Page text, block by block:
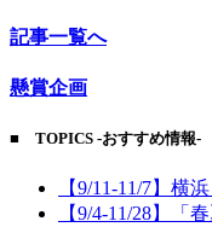
記事一覧へ
懸賞企画
■ TOPICS -おすすめ情報-
【9/11-11/7】横
【9/4-11/28】「